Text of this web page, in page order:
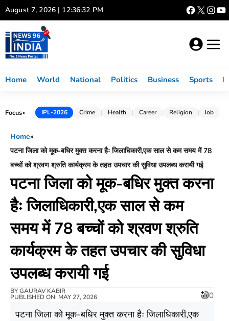
Skip
to
content
August 7, 2026 | 12:36:32 PM
Home World National Politics Business Sports
Focus► IPL-2026 Crime Health Career Religion Job
Home»
पटना जिला को मूक-बधिर मुक्त करना हैः जिलाधिकारी,एक साल से कम समय में 78
बच्चों को श्रवण श्रुति कार्यक्रम के तहत उपचार की सुविधा उपलब्ध करायी गई
पटना जिला को मूक-बधिर मुक्त करना
हैः जिलाधिकारी,एक साल से कम
समय में 78 बच्चों को श्रवण श्रुति
कार्यक्रम के तहत उपचार की सुविधा
उपलब्ध करायी गई
BYGAURAV KABIR
PUBLISHED ON: MAY 27, 2026 0
पटना जिला को मूक-बधिर मुक्त करना हैः जिलाधिकारी,एक